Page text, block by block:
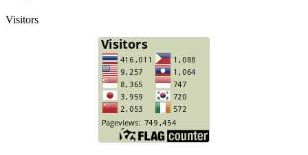
Visitors